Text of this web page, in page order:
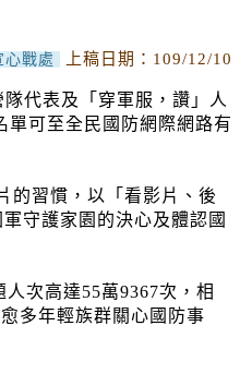
心戰處 上稿日期： 109/12/10
代表及「穿軍服，讚」人
單可至全民國防網際網路有
的習慣，以「看影片、後
守護家園的決心及體認國
次高達55萬9367次，相
多年輕族群關心國防事